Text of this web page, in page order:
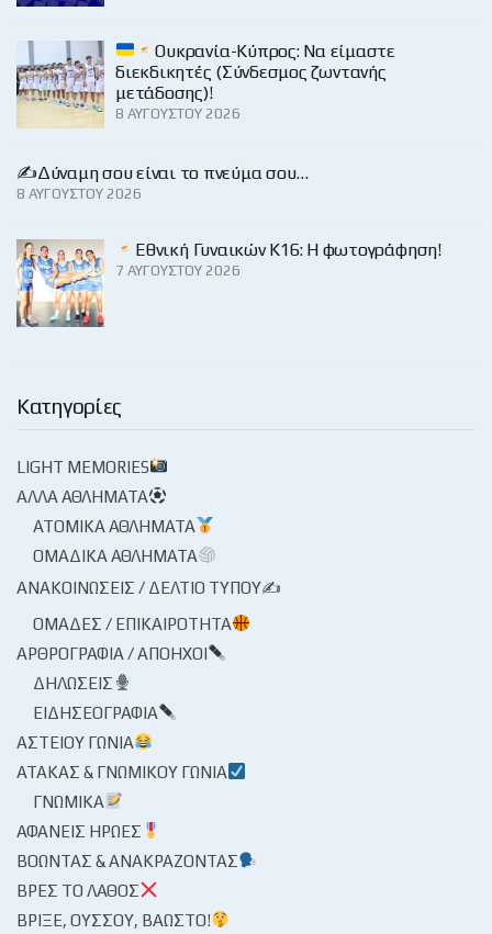
Ουκρανία-Κύπρος: Να είμαστε
διεκδικητές (Σύνδεσμος ζωντανής
μετάδοσης)!
8 ΑΥΓΟΎΣΤΟΥ 2026
✍️Δύναμη σου είναι το πνεύμα σου…
8 ΑΥΓΟΎΣΤΟΥ 2026
Εθνική Γυναικών Κ16: Η φωτογράφηση!
7 ΑΥΓΟΎΣΤΟΥ 2026
Κατηγορίες
LIGHT MEMORIES
ΆΛΛΑ ΑΘΛΉΜΑΤΑ
ΑΤΟΜΙΚΆ ΑΘΛΉΜΑΤΑ
ΟΜΑΔΙΚΆ ΑΘΛΉΜΑΤΑ
ΑΝΑΚΟΙΝΏΣΕΙΣ / ΔΕΛΤΊΟ ΤΎΠΟΥ✍
ΟΜΆΔΕΣ / ΕΠΙΚΑΙΡΌΤΗΤΑ
ΑΡΘΡΟΓΡΑΦΊΑ / ΑΠΌΗΧΟΙ
ΔΗΛΏΣΕΙΣ
ΕΙΔΗΣΕΟΓΡΑΦΊΑ
ΑΣΤΕΊΟΥ ΓΩΝΊΑ
ΑΤΆΚΑΣ & ΓΝΩΜΙΚΟΎ ΓΩΝΊΑ
ΓΝΩΜΙΚΆ
ΑΦΑΝΕΊΣ ΉΡΩΕΣ
ΒΟΏΝΤΑΣ & ΑΝΑΚΡΆΖΟΝΤΑΣ
ΒΡΕΣ ΤΟ ΛΆΘΟΣ
ΒΡΊΞΕ, ΟΎΣΣΟΥ, ΒΆΩΣΤΟ!